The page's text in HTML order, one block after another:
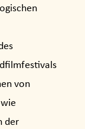
von
der